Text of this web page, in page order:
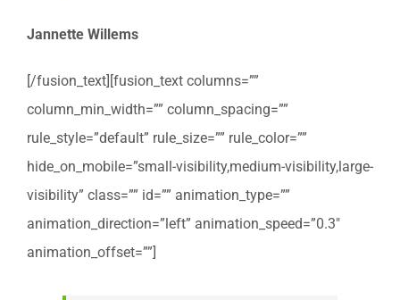
Jannette Willems
[/fusion_text][fusion_text columns=””
column_min_width=”” column_spacing=””
rule_style=”default” rule_size=”” rule_color=””
hide_on_mobile=”small-visibility,medium-visibility,large-
visibility” class=”” id=”” animation_type=””
animation_direction=”left” animation_speed=”0.3″
animation_offset=””]